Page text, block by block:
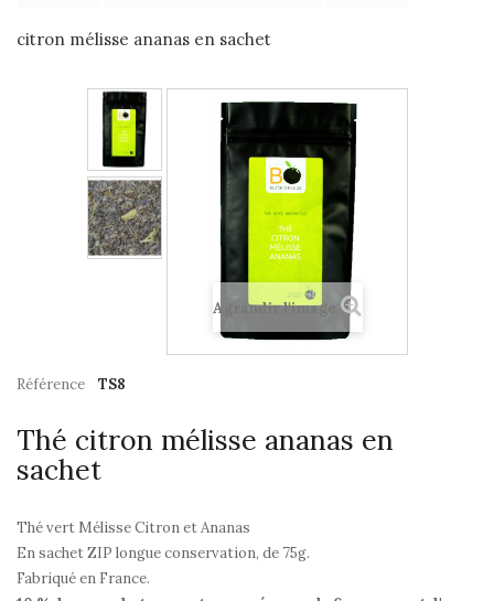
citron mélisse ananas en sachet
Agrandir l'image
Référence TS8
Thé citron mélisse ananas en
sachet
Thé vert Mélisse Citron et Ananas
En sachet ZIP longue conservation, de 75g.
Fabriqué en France.